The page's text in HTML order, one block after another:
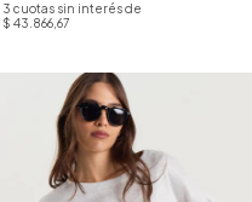
3 cuotas sin interés de
$ 43.866,67